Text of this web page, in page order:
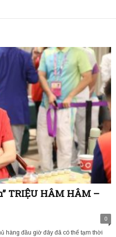
TRIỆU HÂM HÂM –
0
hàng đầu giờ đây đã có thể tạm thời